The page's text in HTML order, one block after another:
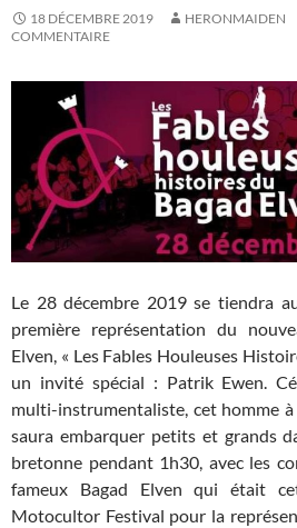
18 DÉCEMBRE 2019 HERONMAIDEN
COMMENTAIRE
Le 28 décembre 2019 se tiendra
première représentation du
Elven, « Les Fables Houleuses
un invité spécial : Patrik Ewen.
multi-instrumentaliste, cet homme
saura embarquer petits et grands
bretonne pendant 1h30, avec les
fameux Bagad Elven qui était
Motocultor Festival pour la